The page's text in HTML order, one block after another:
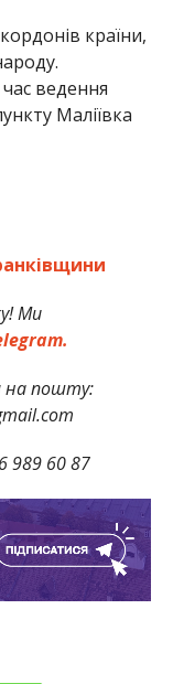
країни,
час ведення
Маліївка
Ми
на пошту:
989 60 87